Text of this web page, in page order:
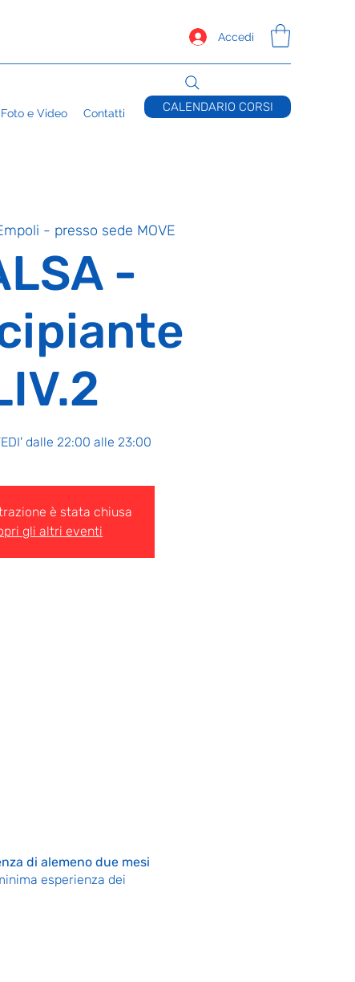
Accedi
Foto e Video Contatti CALENDARIO CORSI
- presso sede MOVE
-
dalle 22:00 alle 23:00
è stata chiusa
gli altri eventi
di alemeno due mesi
esperienza dei